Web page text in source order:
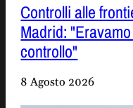
Controlli alle
Madrid:
controllo"
8 Agosto 2026